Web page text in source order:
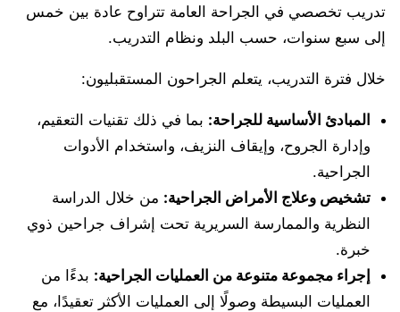
تدريب تخصصي في الجراحة العامة تتراوح عادة بين خمس
إلى سبع سنوات، حسب البلد ونظام التدريب.
خلال فترة التدريب، يتعلم الجراحون المستقبليون:
المبادئ الأساسية للجراحة: بما في ذلك تقنيات التعقيم،
وإدارة الجروح، وإيقاف النزيف، واستخدام الأدوات
الجراحية.
تشخيص وعلاج الأمراض الجراحية: من خلال الدراسة
النظرية والممارسة السريرية تحت إشراف جراحين ذوي
خبرة.
إجراء مجموعة متنوعة من العمليات الجراحية: بدءًا من
العمليات البسيطة وصولًا إلى العمليات الأكثر تعقيدًا، مع